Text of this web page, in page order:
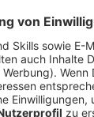
zu
die